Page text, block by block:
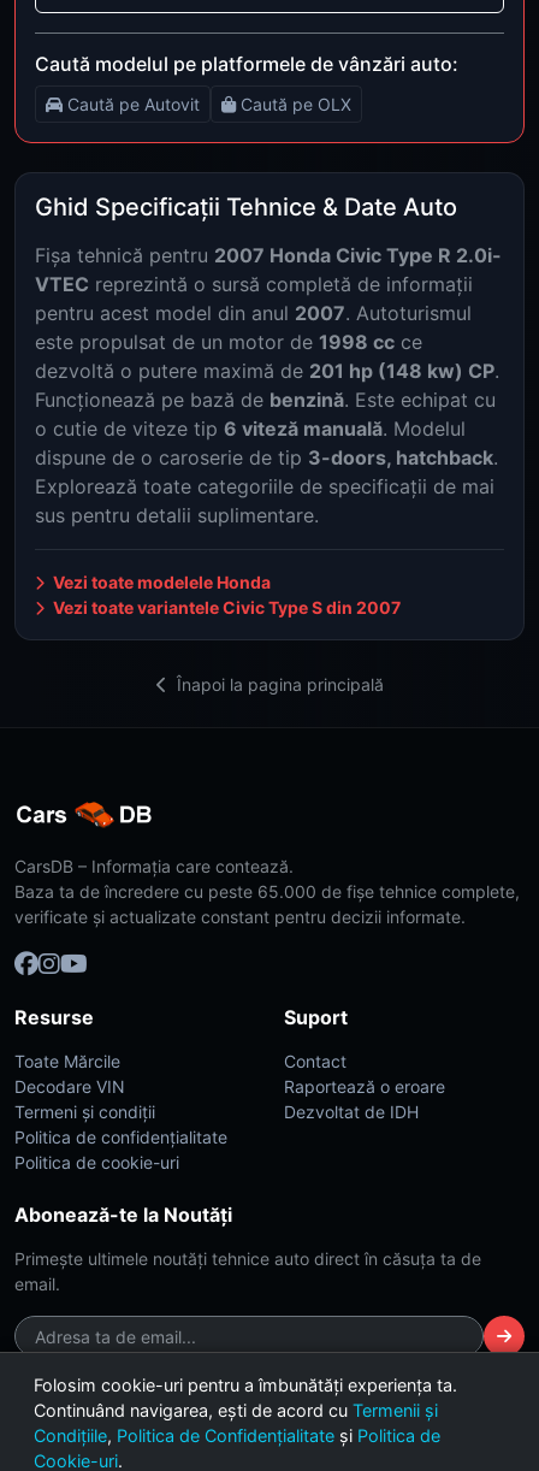
Caută modelul pe platformele de vânzări auto:
Caută pe Autovit Caută pe OLX
Ghid Specificații Tehnice & Date Auto
Fișa tehnică pentru 2007 Honda Civic Type R 2.0i-
VTEC reprezintă o sursă completă de informații
pentru acest model din anul 2007. Autoturismul
este propulsat de un motor de 1998 cc ce
dezvoltă o putere maximă de 201 hp (148 kw) CP.
Funcționează pe bază de benzină. Este echipat cu
o cutie de viteze tip 6 viteză manuală. Modelul
dispune de o caroserie de tip 3-doors, hatchback.
Explorează toate categoriile de specificații de mai
sus pentru detalii suplimentare.
Vezi toate modelele Honda
Vezi toate variantele Civic Type S din 2007
Înapoi la pagina principală
CarsDB – Informația care contează.
Baza ta de încredere cu peste 65.000 de fișe tehnice complete,
verificate și actualizate constant pentru decizii informate.
Resurse
Toate Mărcile
Decodare VIN
Termeni și condiții
Politica de confidențialitate
Politica de cookie-uri
Suport
Contact
Raportează o eroare
Dezvoltat de IDH
Abonează-te la Noutăți
Primește ultimele noutăți tehnice auto direct în căsuța ta de
email.
© 2026 CarsDB. Toate drepturile rezervate. Made with ❤️ for car
enthusiasts.
Folosim cookie-uri pentru a îmbunătăți experiența ta.
Continuând navigarea, ești de acord cu Termenii și
Condițiile, Politica de Confidențialitate și Politica de
Cookie-uri.